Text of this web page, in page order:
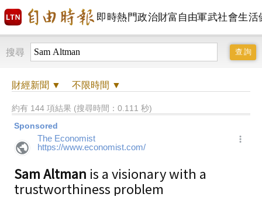
即時熱門政治財富自由軍武社會生活
搜尋
財經新聞 ▼ 不限時間 ▼
約有 144 項結果 (搜尋時間：0.111 秒)